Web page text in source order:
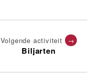
Volgende activiteit →
Biljarten